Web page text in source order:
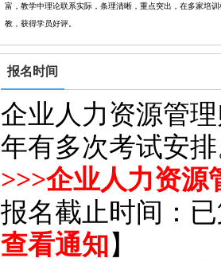
富，教学中理论联系实际，条理清晰，重点突出，在多家培训
教，获得学员好评。
报名时间
企业人力资源管
年有多次考试安
>>>企业人力资
报名截止时间：
查看通知】